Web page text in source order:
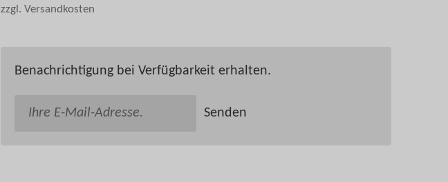
zzgl. Versandkosten
Benachrichtigung bei Verfügbarkeit erhalten.
Senden